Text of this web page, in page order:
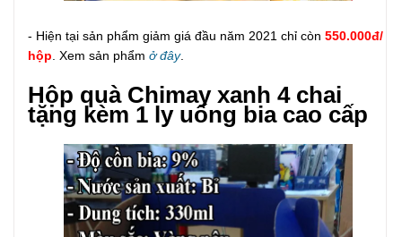
- Hiện tại sản phẩm giảm giá đầu năm 2021 chỉ còn 550.000đ/
hộp . Xem sản phẩm ở đây.
Hộp quà Chimay xanh 4 chai
tặng kèm 1 ly uống bia cao cấp